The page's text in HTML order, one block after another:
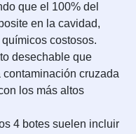
que el 100% del
en la cavidad,
costosos.
desechable que
cruzada
los más altos
4 botes suelen incluir